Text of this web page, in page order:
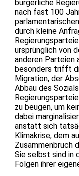
bürgerliche
nach fast 100
durch kleine
ursprünglich von
anderen Parteien
besonders trifft
Migration, der
Abbau des
zu beugen, um
dabei
anstatt sich
Klimakrise, dem
Zusammenbruch
Sie selbst sind in
Folgen ihrer